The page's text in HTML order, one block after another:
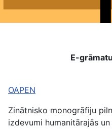
E-
OAPEN
Zinātnisko monogrāfiju
izdevumi humanitārajās